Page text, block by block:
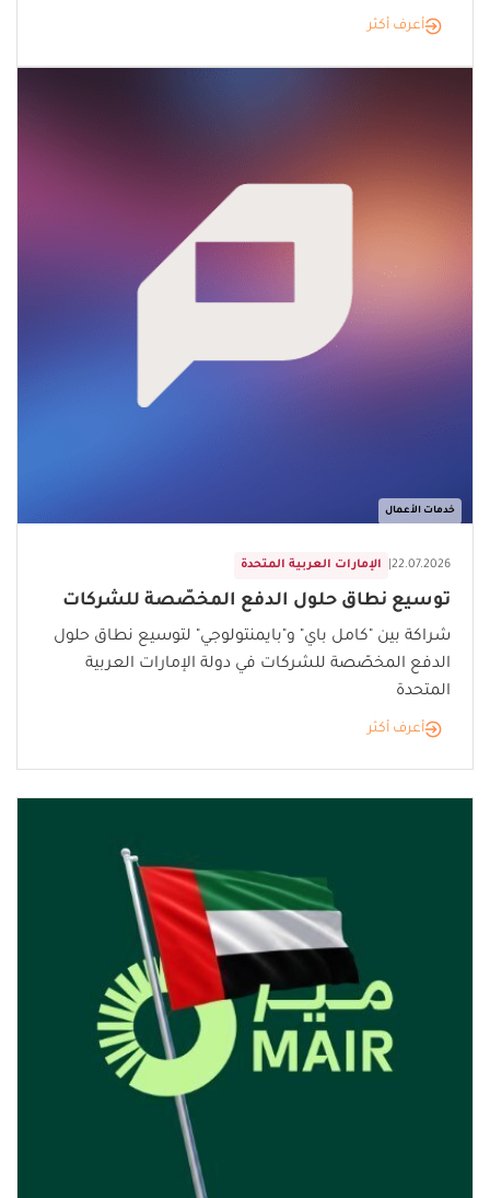
أعرف أكثر
خدمات الأعمال
الإمارات العربية المتحدة 22.07.2026
توسيع نطاق حلول الدفع المخصّصة للشركات
شراكة بين "كامل باي" و"بايمنتولوجي" لتوسيع نطاق حلول
الدفع المخصّصة للشركات في دولة الإمارات العربية
المتحدة
أعرف أكثر